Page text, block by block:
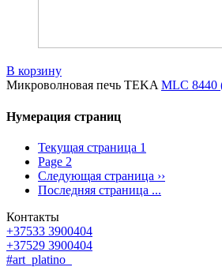
В корзину
Микроволновая печь TEKAMLC 8440
Нумерация страниц
Текущая страница 1
Page 2
Следующая страница ››
Последняя страница ...
Контакты
+37533 3900404
+37529 3900404
#art_platino